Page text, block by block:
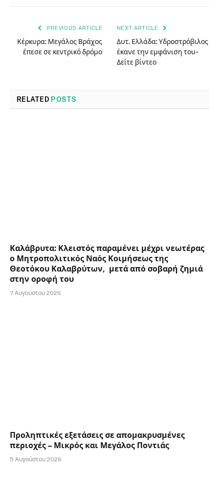
PREVIOUS ARTICLE
Κέρκυρα: Μεγάλος Βράχος
έπεσε σε κεντρικό δρόμο
NEXT ARTICLE
Δυτ. Ελλάδα: Υδροστρόβιλος
έκανε την εμφάνιση του-
Δείτε βίντεο
RELATED POSTS
Καλάβρυτα: Κλειστός παραμένει μέχρι νεωτέρας
ο Μητροπολιτικός Ναός Κοιμήσεως της
Θεοτόκου Καλαβρύτων, μετά από σοβαρή ζημιά
στην οροφή του
7 Αυγούστου 2026
Προληπτικές εξετάσεις σε απομακρυσμένες
περιοχές – Μικρός και Μεγάλος Ποντιάς
5 Αυγούστου 2026